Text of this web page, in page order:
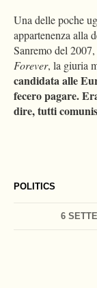
POLITICS
6
Una delle poche
appartenenza alla
Sanremo del
Forever, la giuria
candidata alle
fecero pagare.
dire, tutti